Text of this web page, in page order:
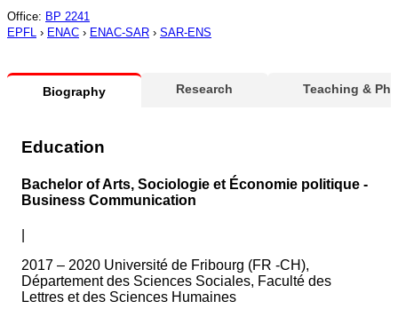
Office: BP 2241
EPFL › ENAC › ENAC-SAR › SAR-ENS
Biography Research Teaching &
Education
Bachelor of Arts, Sociologie et Économie politique -
Business Communication
2017 – 2020 Université de Fribourg (FR -CH),
Département des Sciences Sociales, Faculté des
Lettres et des Sciences Humaines